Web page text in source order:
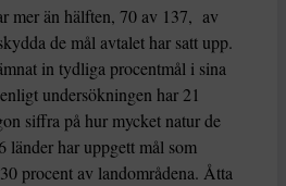
mer än hälften, 70 av 137, av
de mål avtalet har satt upp.
in tydliga procentmål i sina
undersökningen har 21
siffra på hur mycket natur de
länder har uppgett mål som
procent av landområdena. Åtta